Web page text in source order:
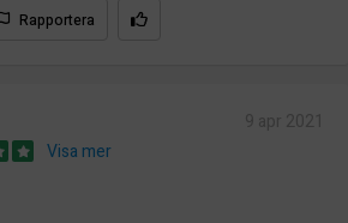
Rapportera
Visa mer